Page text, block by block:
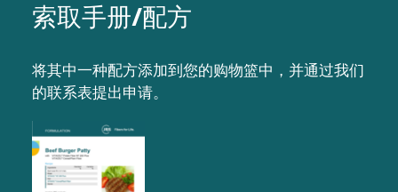
索取手册/配方
将其中一种配方添加到您的购物篮中，并通过我们
的联系表提出申请。